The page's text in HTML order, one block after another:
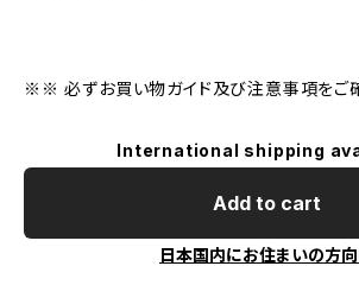
※※ 必ずお買い物ガイド及び注意事項をご
International shipping
Add to cart
日本国内にお住まいの方